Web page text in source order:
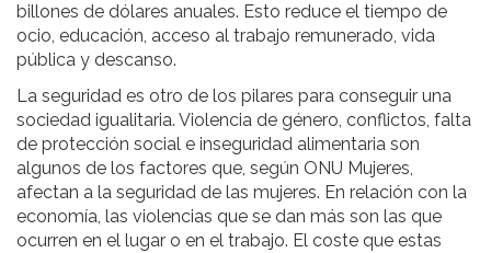
billones de dólares anuales. Esto reduce el tiempo de
ocio, educación, acceso al trabajo remunerado, vida
pública y descanso.
La seguridad es otro de los pilares para conseguir una
sociedad igualitaria. Violencia de género, conflictos, falta
de protección social e inseguridad alimentaria son
algunos de los factores que, según ONU Mujeres,
afectan a la seguridad de las mujeres. En relación con la
economía, las violencias que se dan más son las que
ocurren en el lugar o en el trabajo. El coste que estas